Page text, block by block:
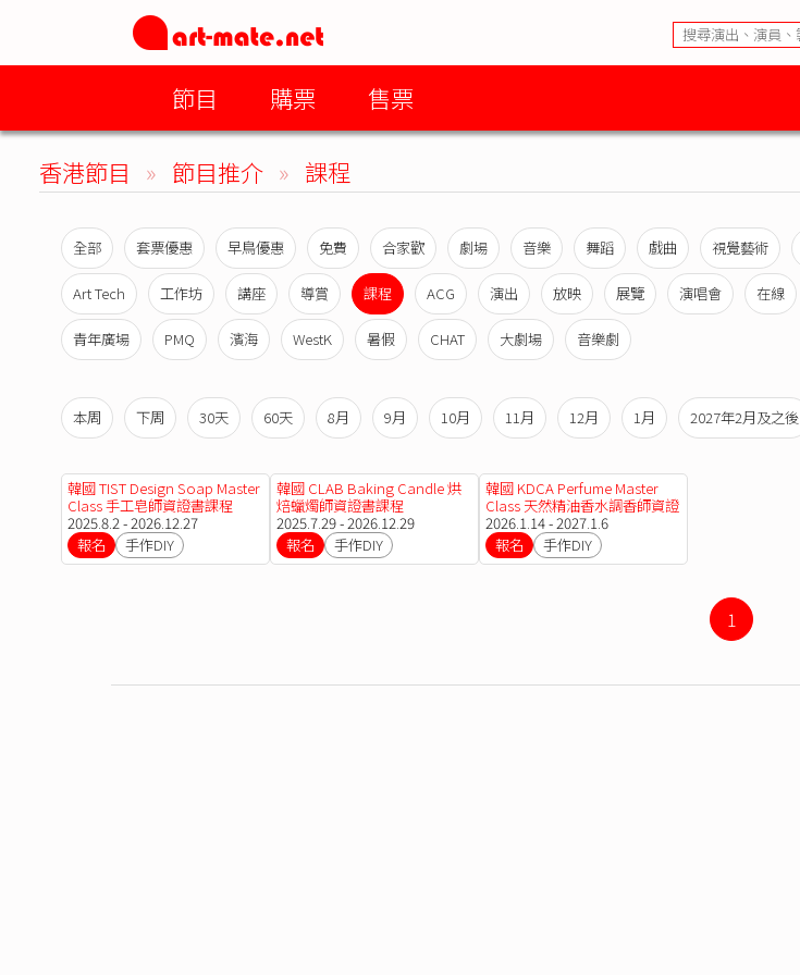
節目 購票 售票
香港節目 » 節目推介 » 課程
全部 套票優惠 早鳥優惠 免費 合家歡 劇場 音樂 舞蹈 戲曲 視覺藝術
Art Tech 工作坊 講座 導賞 課程 ACG 演出 放映 展覽 演唱會 在線
青年廣場 PMQ 濱海 WestK 暑假 CHAT 大劇場 音樂劇
本周 下周 30天 60天 8月 9月 10月 11月 12月 1月 2027年2月及之後
韓國 TIST Design Soap Master
Class 手工皂師資證書課程
2025.8.2 - 2026.12.27
報名
手作DIY
韓國 CLAB Baking Candle 烘
焙蠟燭師資證書課程
2025.7.29 - 2026.12.29
報名
手作DIY
韓國 KDCA Perfume Master
Class 天然精油香水調香師資證
書課程
2026.1.14 - 2027.1.6
報名
手作DIY
1